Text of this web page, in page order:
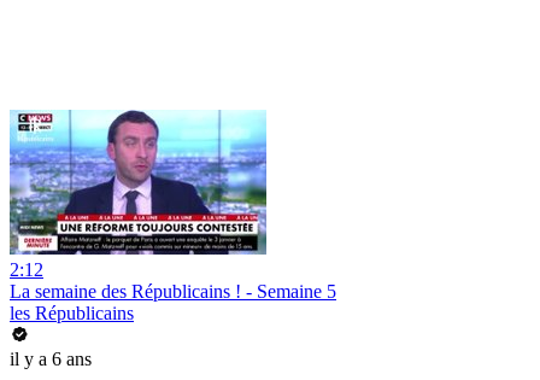
2:12
La semaine des Républicains ! - Semaine 5
les Républicains
il y a 6 ans